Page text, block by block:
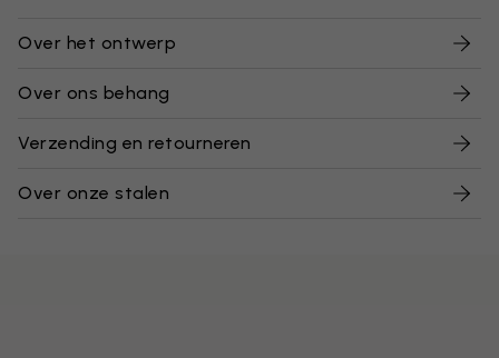
Over het ontwerp
Over ons behang
Verzending en retourneren
Over onze stalen